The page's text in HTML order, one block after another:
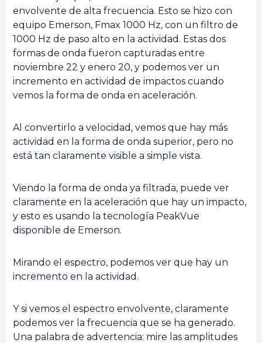
envolvente de alta frecuencia. Esto se hizo con
equipo Emerson, Fmax 1000 Hz, con un filtro de
1000 Hz de paso alto en la actividad. Estas dos
formas de onda fueron capturadas entre
noviembre 22 y enero 20, y podemos ver un
incremento en actividad de impactos cuando
vemos la forma de onda en aceleración.
Al convertirlo a velocidad, vemos que hay más
actividad en la forma de onda superior, pero no
está tan claramente visible a simple vista.
Viendo la forma de onda ya filtrada, puede ver
claramente en la aceleración que hay un impacto,
y esto es usando la tecnología PeakVue
disponible de Emerson.
Mirando el espectro, podemos ver que hay un
incremento en la actividad.
Y si vemos el espectro envolvente, claramente
podemos ver la frecuencia que se ha generado.
Una palabra de advertencia: mire las amplitudes